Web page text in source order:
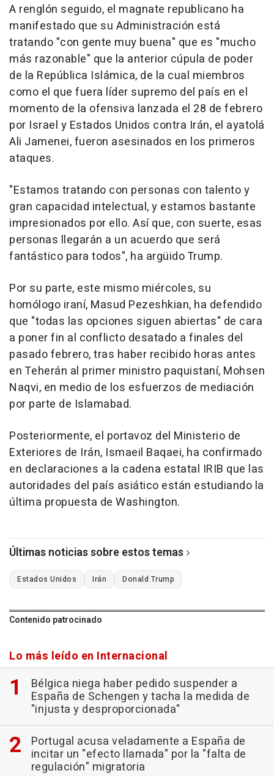
A renglón seguido, el magnate republicano ha
manifestado que su Administración está
tratando "con gente muy buena" que es "mucho
más razonable" que la anterior cúpula de poder
de la República Islámica, de la cual miembros
como el que fuera líder supremo del país en el
momento de la ofensiva lanzada el 28 de febrero
por Israel y Estados Unidos contra Irán, el ayatolá
Ali Jamenei, fueron asesinados en los primeros
ataques.
"Estamos tratando con personas con talento y
gran capacidad intelectual, y estamos bastante
impresionados por ello. Así que, con suerte, esas
personas llegarán a un acuerdo que será
fantástico para todos", ha argüido Trump.
Por su parte, este mismo miércoles, su
homólogo iraní, Masud Pezeshkian, ha defendido
que "todas las opciones siguen abiertas" de cara
a poner fin al conflicto desatado a finales del
pasado febrero, tras haber recibido horas antes
en Teherán al primer ministro paquistaní, Mohsen
Naqvi, en medio de los esfuerzos de mediación
por parte de Islamabad.
Posteriormente, el portavoz del Ministerio de
Exteriores de Irán, Ismaeil Baqaei, ha confirmado
en declaraciones a la cadena estatal IRIB que las
autoridades del país asiático están estudiando la
última propuesta de Washington.
Últimas noticias sobre estos temas
Estados Unidos Irán Donald Trump
Contenido patrocinado
Lo más leído en Internacional
Bélgica niega haber pedido suspender a
España de Schengen y tacha la medida de
"injusta y desproporcionada"
Portugal acusa veladamente a España de
incitar un "efecto llamada" por la "falta de
regulación" migratoria